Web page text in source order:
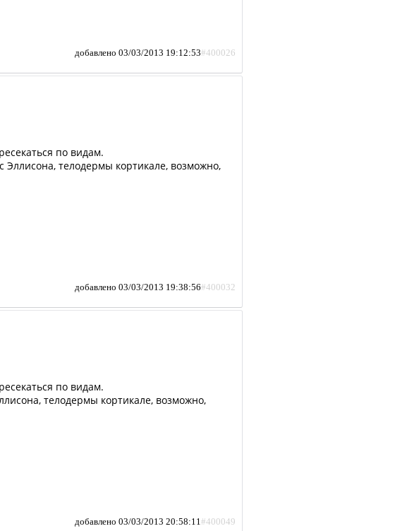
добавлено 03/03/2013 19:12:53#400026
по видам.
Эллисона, телодермы кортикале, возможно,
добавлено 03/03/2013 19:38:56#400032
по видам.
телодермы кортикале, возможно,
добавлено 03/03/2013 20:58:11#400049